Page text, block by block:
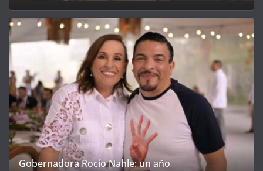
Gobernadora Rocío Nahle: un año